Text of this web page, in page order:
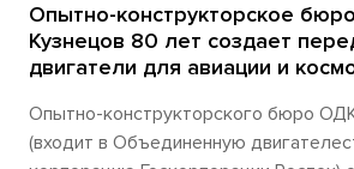
Опытно-конструкторское
Кузнецов 80 лет создает
двигатели для авиации и
Опытно-конструкторского бюро
(входит в Объединенную